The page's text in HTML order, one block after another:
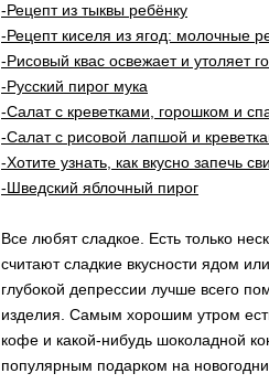
-Рецепт из тыквы ребёнку
-Рецепт киселя из ягод: молочные
-Рисовый квас освежает и утоляет
-Русский пирог мука
-Салат с креветками, горошком и
-Салат с рисовой лапшой и
-Хотите узнать, как вкусно запечь
-Шведский яблочный пирог
Все любят сладкое. Есть только
считают сладкие вкусности ядом
глубокой депрессии лучше всего
изделия. Самым хорошим утром
кофе и какой-нибудь шоколадной
популярным подарком на